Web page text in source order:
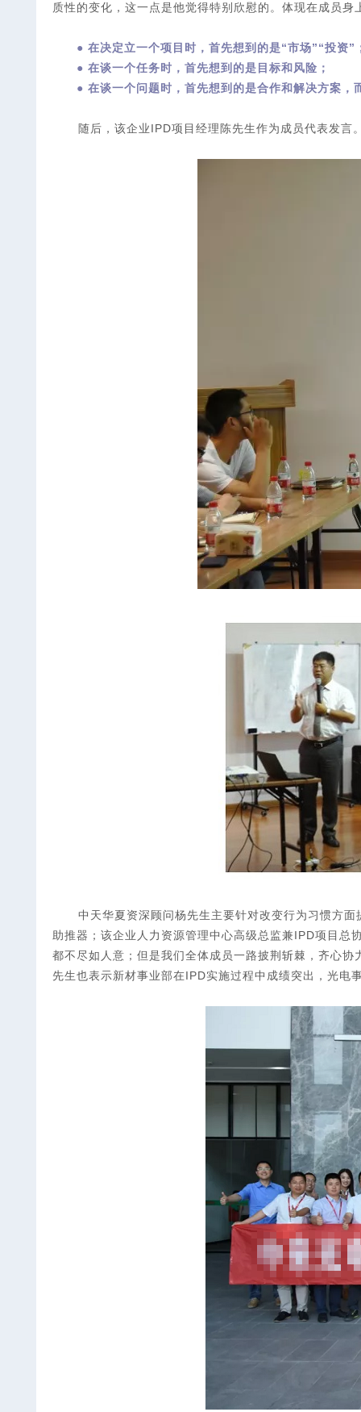
质性的变化，这一点是他觉得特别欣慰的。体现在成员
● 在决定立一个项目时，首先想到的是“市场”“投资”
● 在谈一个任务时，首先想到的是目标和风险；
● 在谈一个问题时，首先想到的是合作和解决方案，
随后，该企业IPD项目经理陈先生作为成员代表发
中天华夏资深顾问杨先生主要针对改变行为习惯方
助推器；该企业人力资源管理中心高级总监兼IPD项目总
都不尽如人意；但是我们全体成员一路披荆斩棘，齐心
先生也表示新材事业部在IPD实施过程中成绩突出，光电